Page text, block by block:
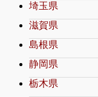
埼玉県
滋賀県
島根県
静岡県
栃木県